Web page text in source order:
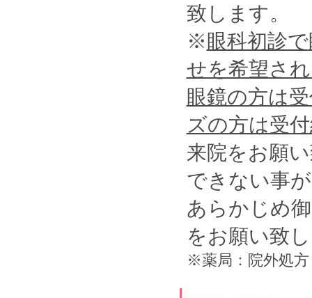
致します。
※ 眼科初診で
せを希望さ
眼鏡の方は
ズの方は受
来院をお願
できない事
あらかじめ
をお願い致
※薬局：院外処方